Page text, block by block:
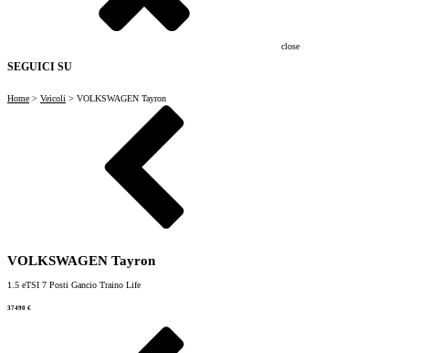
close
SEGUICI SU
Home > Veicoli > VOLKSWAGEN Tayron
VOLKSWAGEN Tayron
1.5 eTSI 7 Posti Gancio Traino Life
37490 €